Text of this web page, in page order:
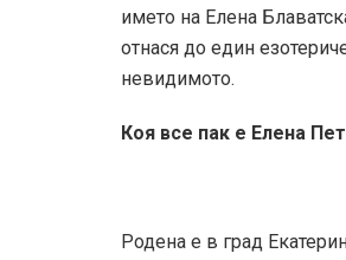
името на Елена
отнася до един
невидимото.
Коя все пак е Елена
Родена е в град